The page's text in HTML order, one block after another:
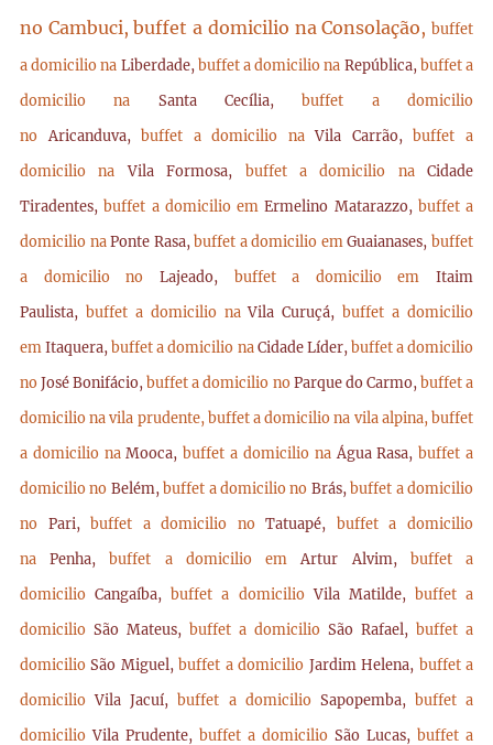
no Cambuci, buffet a domicilio na Consolação, buffet
a domicilio na Liberdade, buffet a domicilio na República, buffet a
domicilio na Santa Cecília,buffet a domicilio
no Aricanduva,buffet a domicilio naVila Carrão,buffet a
domicilio naVila Formosa, buffet a domicilio na Cidade
Tiradentes,buffet a domicilio emErmelino Matarazzo, buffet a
domicilio naPonte Rasa,buffet a domicilio emGuaianases,buffet
a domicilio no Lajeado, buffet a domicilio em Itaim
Paulista, buffet a domicilio naVila Curuçá,buffet a domicilio
emItaquera,buffet a domicilio na Cidade Líder, buffet a domicilio
noJosé Bonifácio,buffet a domicilio noParque do Carmo, buffet a
domicilio na vila prudente, buffet a domicilio na vila alpina, buffet
a domicilio naMooca,buffet a domicilio na Água Rasa,buffet a
domicilio no Belém,buffet a domicilio no Brás,buffet a domicilio
no Pari,buffet a domicilio noTatuapé, buffet a domicilio
naPenha,buffet a domicilio emArtur Alvim, buffet a
domicilioCangaíba,buffet a domicilioVila Matilde, buffet a
domicilio São Mateus, buffet a domicilio São Rafael, buffet a
domicilioSão Miguel,buffet a domicilio Jardim Helena, buffet a
domicilioVila Jacuí,buffet a domicilio Sapopemba, buffet a
domicilioVila Prudente, buffet a domicilio São Lucas, buffet a